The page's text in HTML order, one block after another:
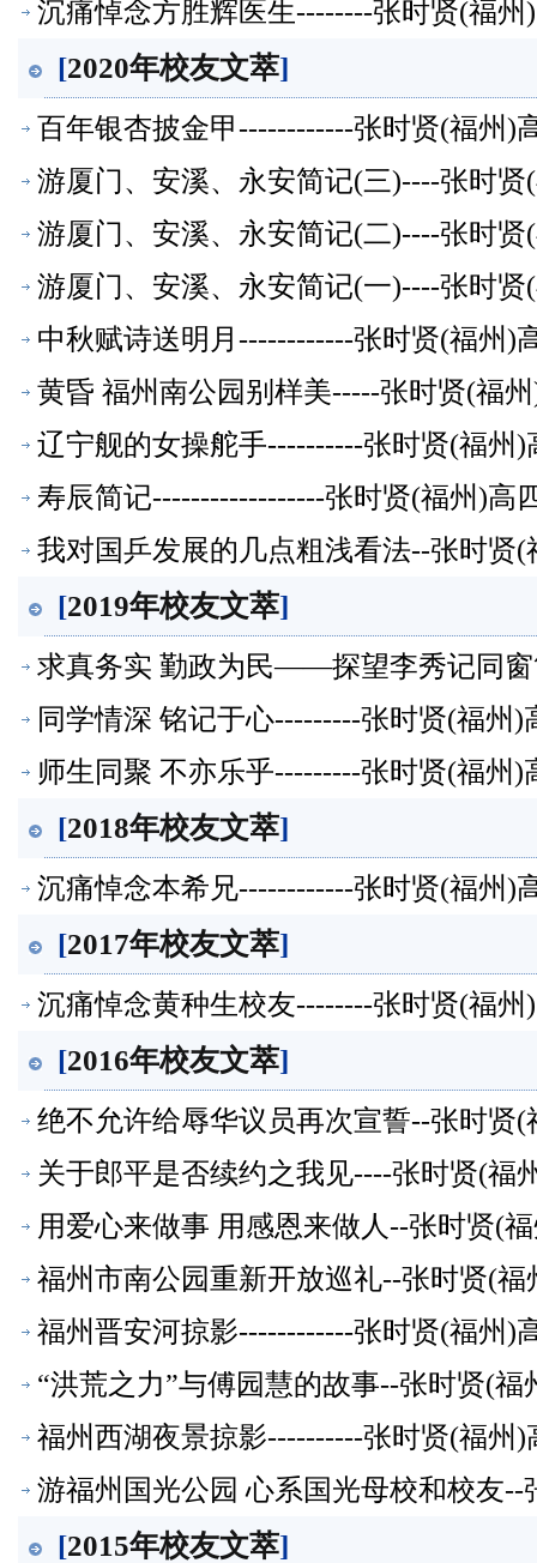
沉痛悼念方胜辉医生--------张时贤(福
[2020年校友文萃]
百年银杏披金甲------------张时贤(福州)
游厦门、安溪、永安简记(三)----张时
游厦门、安溪、永安简记(二)----张时
游厦门、安溪、永安简记(一)----张时
中秋赋诗送明月------------张时贤(福州)
黄昏 福州南公园别样美-----张时贤(福
辽宁舰的女操舵手----------张时贤(福州
寿辰简记------------------张时贤(福州)高
我对国乒发展的几点粗浅看法--张时贤
[2019年校友文萃]
求真务实 勤政为民——探望李秀记同
同学情深 铭记于心---------张时贤(福州)
师生同聚 不亦乐乎---------张时贤(福州)
[2018年校友文萃]
沉痛悼念本希兄------------张时贤(福州)
[2017年校友文萃]
沉痛悼念黄种生校友--------张时贤(福
[2016年校友文萃]
绝不允许给辱华议员再次宣誓--张时贤
关于郎平是否续约之我见----张时贤(福
用爱心来做事 用感恩来做人--张时贤(
福州市南公园重新开放巡礼--张时贤(
福州晋安河掠影------------张时贤(福州)
“洪荒之力”与傅园慧的故事--张时贤(
福州西湖夜景掠影----------张时贤(福州
游福州国光公园 心系国光母校和校友
[2015年校友文萃]